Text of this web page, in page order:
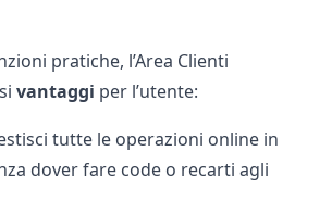
pratiche, l’Area Clienti
vantaggi per l’utente:
tutte le operazioni online in
dover fare code o recarti agli